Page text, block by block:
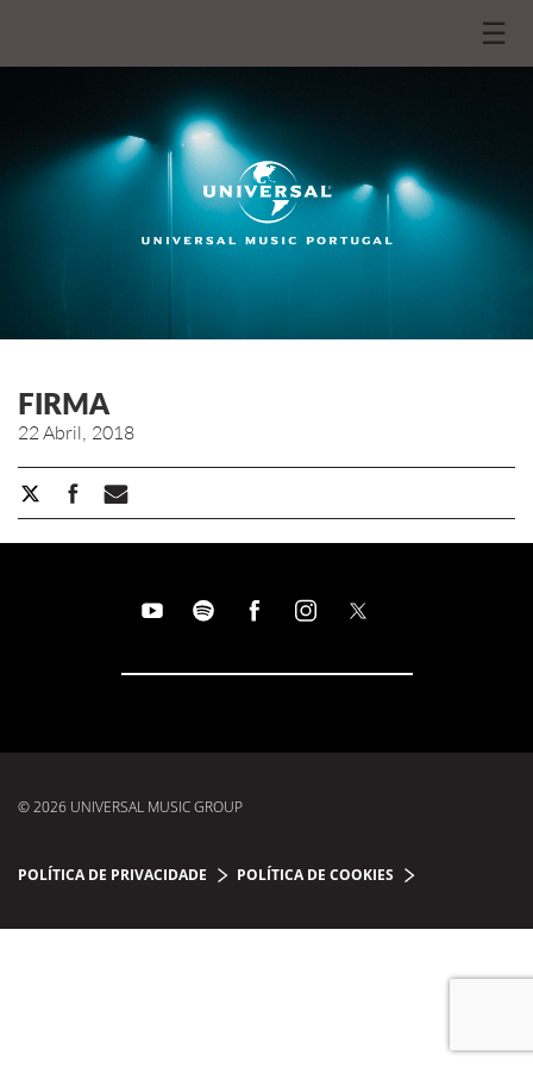
☰
FIRMA
22 Abril, 2018
© 2026 UNIVERSAL MUSIC GROUP
POLÍTICA DE PRIVACIDADE POLÍTICA DE COOKIES